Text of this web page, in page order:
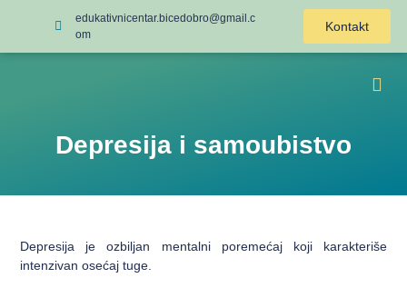
edukativnicentar.bicedobro@gmail.c
om
Kontakt
Depresija i samoubistvo
Depresija je ozbiljan mentalni poremećaj koji karakteriše
intenzivan osećaj tuge.